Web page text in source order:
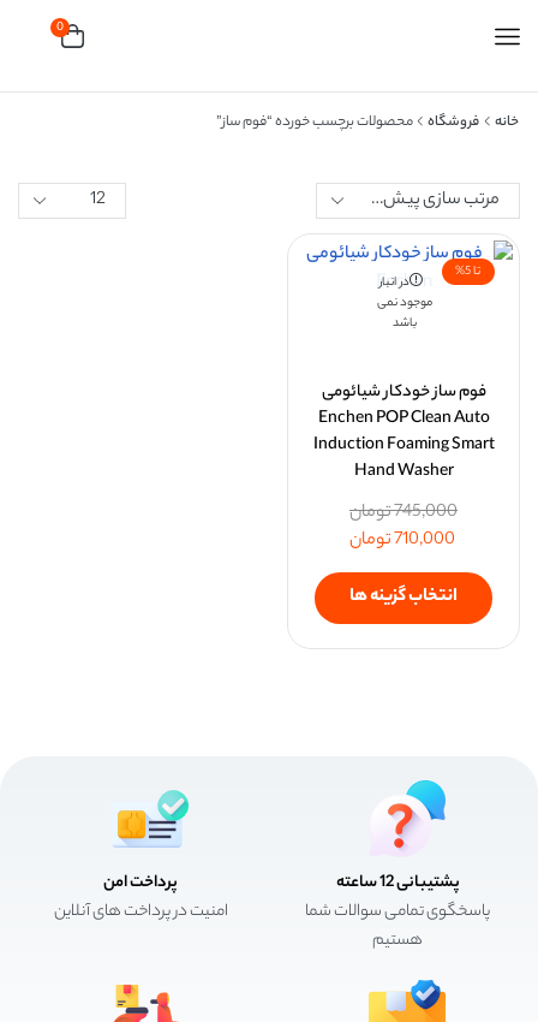
0
خانه فروشگاه محصولات برچسب خورده “فوم ساز”
تا 5%
در انبار
موجود نمی
باشد
فوم ساز خودکار شیائومی
Enchen POP Clean Auto
Induction Foaming Smart
Hand Washer
745,000تومان
710,000تومان
انتخاب گزینه ها
پشتیبانی 12 ساعته
پاسخگوی تمامی سوالات شما
هستیم
پرداخت امن
امنیت در پرداخت های آنلاین